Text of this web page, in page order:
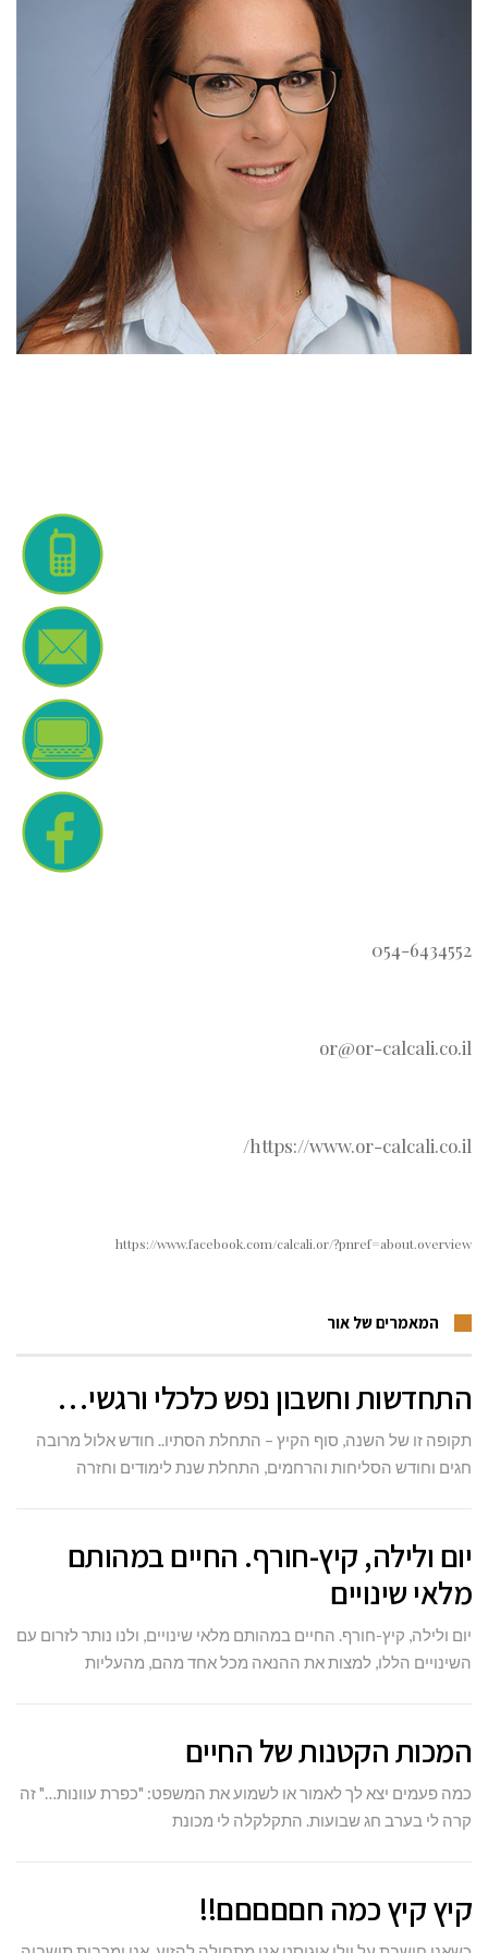
054-6434552
or@or-calcali.co.il
https://www.or-calcali.co.il/
https://www.facebook.com/calcali.or/?pnref=about.overview
המאמרים של אור
התחדשות וחשבון נפש כלכלי ורגשי…
תקופה זו של השנה, סוף הקיץ – התחלת הסתיו.. חודש אלול מרובה
חגים וחודש הסליחות והרחמים, התחלת שנת לימודים וחזרה
יום ולילה, קיץ-חורף. החיים במהותם
מלאי שינויים
יום ולילה, קיץ-חורף. החיים במהותם מלאי שינויים, ולנו נותר לזרום עם
השינויים הללו, למצות את ההנאה מכל אחד מהם, מהעליות
המכות הקטנות של החיים
כמה פעמים יצא לך לאמור או לשמוע את המשפט: "כפרת עוונות…" זה
קרה לי בערב חג שבועות. התקלקלה לי מכונת
קיץ קיץ כמה חםםםםם!!